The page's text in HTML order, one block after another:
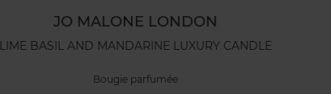
JO MALONE LONDON
LIME BASIL AND MANDARINE LUXURY CANDLE
Bougie parfumée